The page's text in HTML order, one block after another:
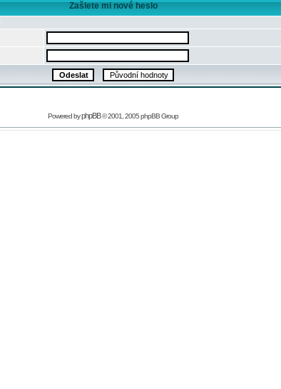
Zašlete mi nové heslo
Powered byphpBB© 2001, 2005 phpBB Group